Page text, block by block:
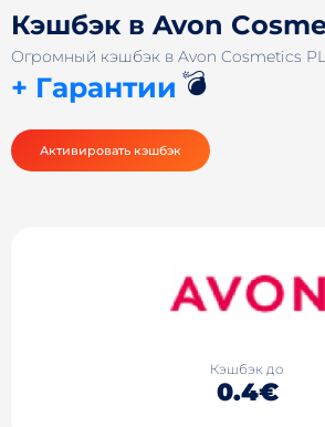
Кэшбэк в Avon
Огромный кэшбэк в Avon Cosmetics PL
+ Гарантии 💣
Активировать кэшбэк
Кэшбэк до
0.4€